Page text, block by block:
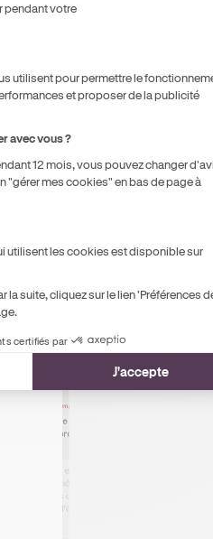
d'apprentissage
: construit
les compétences que
/ acquises)
pédagogique
:
été vu pendant la leçon, les
fois etc
ont des leçons avec l'élève
la continuité et la qualité
pour visualiser sa propre
pendant votre
utilisent pour permettre le
et proposer de la publicité
avec vous ?
12 mois, vous pouvez changer
"gérer mes cookies" en bas de page à
utilisent les cookies est disponible sur
la suite, cliquez sur le lien 'Préférences
certifiés par
J'accepte
consent